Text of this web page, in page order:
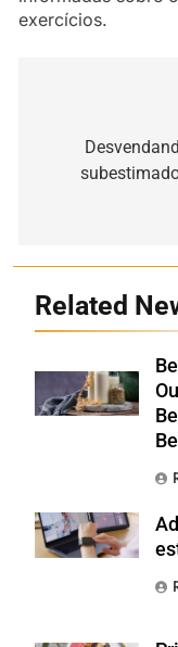
exercícios.
artigos
Related
Shutterstock
Shutterstock